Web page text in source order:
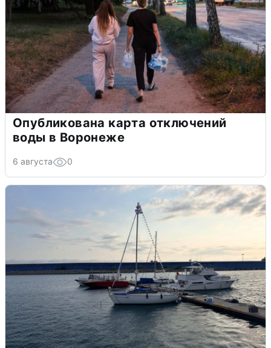
Опубликована карта отключений
воды в Воронеже
6 августа 0